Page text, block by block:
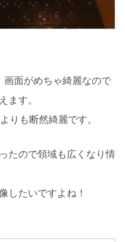
画面がめちゃ綺麗なので
ます。
りも断然綺麗です。
たので領域も広くなり情
したいですよね！